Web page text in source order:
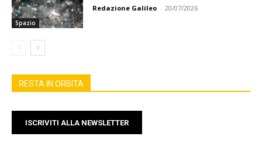
Spazio
Redazione Galileo - 20/07/2026
RESTA IN ORBITA
ISCRIVITI ALLA NEWSLETTER